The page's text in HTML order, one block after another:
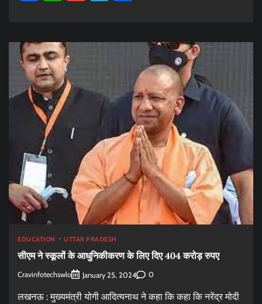
EDUCATION UTTAR PRADESH
सीएम ने स्कूलों के आधुनिकीकरण के लिए दिए 404 करोड़ रुपए
Cravinfotechswlo January 25, 2024 0
लखनऊ : मुख्यमंत्री योगी आदित्यनाथ ने कहा कि कहा कि नरेंद्र मोदी